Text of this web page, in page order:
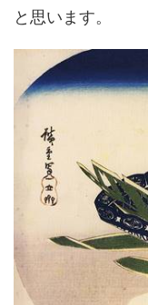
と思います。